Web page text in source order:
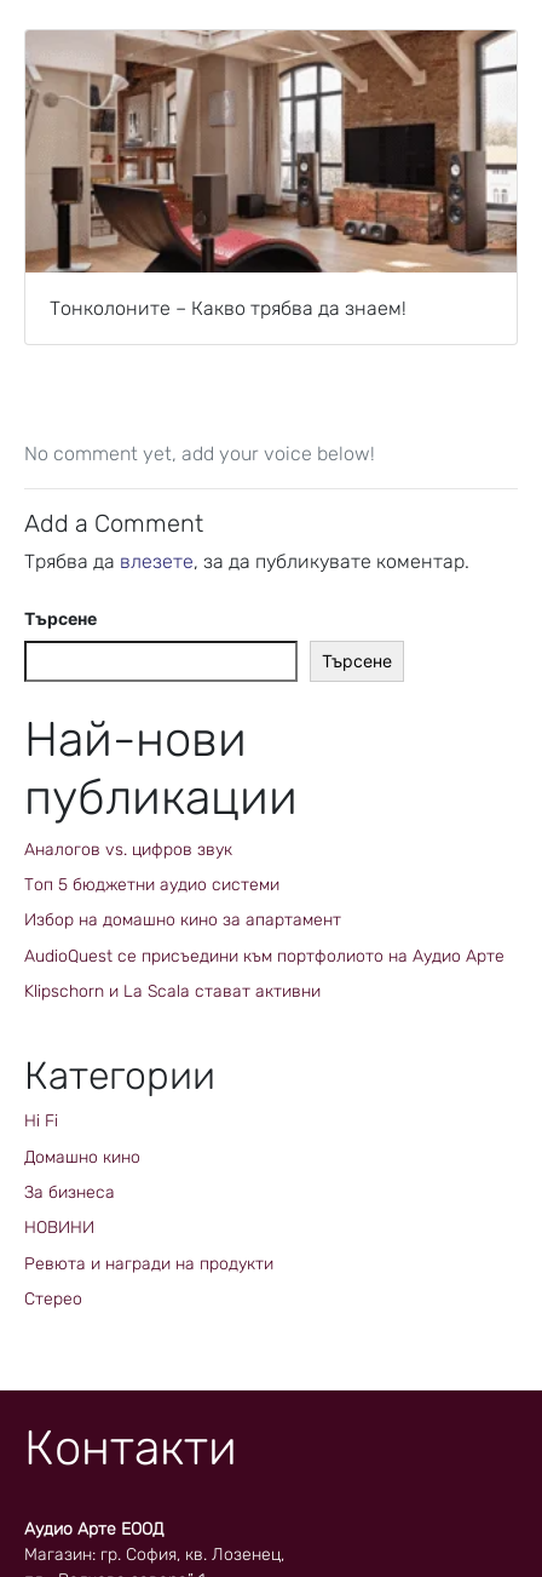
Тонколоните – Какво трябва да знаем!
No comment yet, add your voice below!
Add a Comment
Трябва да влезете, за да публикувате коментар.
Търсене
Търсене
Най-нови
публикации
Аналогов vs. цифров звук
Топ 5 бюджетни аудио системи
Избор на домашно кино за апартамент
AudioQuest се присъедини към портфолиото на Аудио Арте
Klipschorn и La Scala стават активни
Категории
Hi Fi
Домашно кино
За бизнеса
НОВИНИ
Ревюта и награди на продукти
Стерео
Контакти
Аудио Арте ЕООД
Магазин: гр. София, кв. Лозенец,